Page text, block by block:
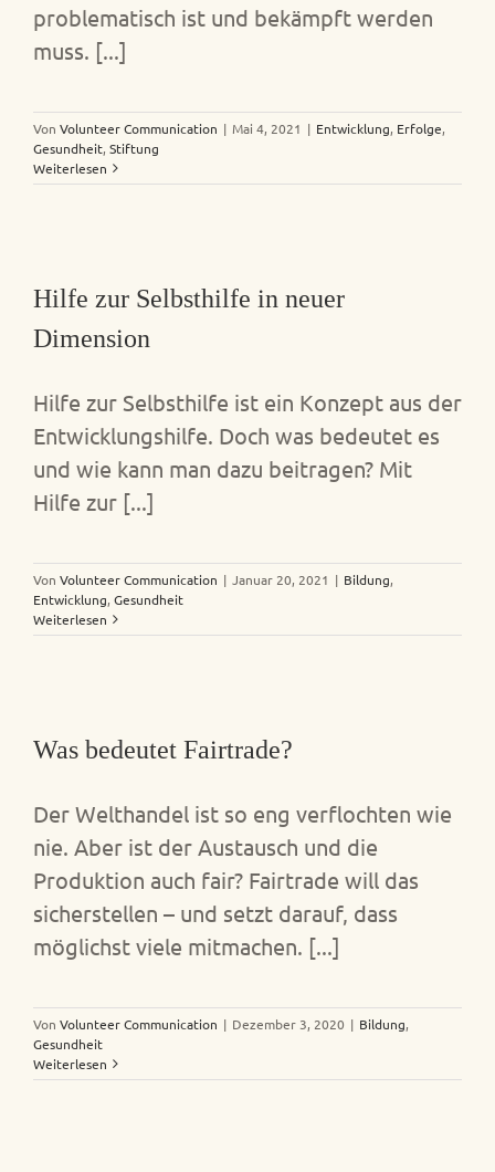
problematisch ist und bekämpft werden
muss. [...]
Von Volunteer Communication | Mai 4, 2021 | Entwicklung, Erfolge,
Gesundheit, Stiftung
Weiterlesen
Hilfe zur Selbsthilfe in neuer
Dimension
Hilfe zur Selbsthilfe ist ein Konzept aus der
Entwicklungshilfe. Doch was bedeutet es
und wie kann man dazu beitragen? Mit
Hilfe zur [...]
Von Volunteer Communication | Januar 20, 2021 | Bildung,
Entwicklung, Gesundheit
Weiterlesen
Was bedeutet Fairtrade?
Der Welthandel ist so eng verflochten wie
nie. Aber ist der Austausch und die
Produktion auch fair? Fairtrade will das
sicherstellen – und setzt darauf, dass
möglichst viele mitmachen. [...]
Von Volunteer Communication | Dezember 3, 2020 | Bildung,
Gesundheit
Weiterlesen